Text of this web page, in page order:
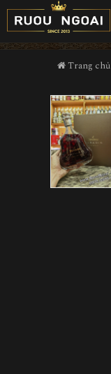
Trang chủ